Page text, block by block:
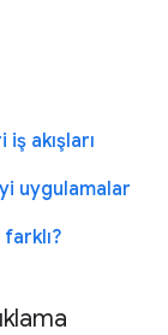
akışları
uygulamalar